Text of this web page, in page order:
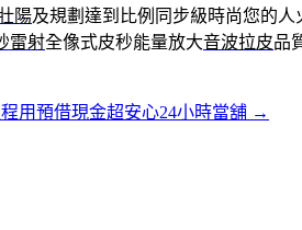
陽及規劃達到比例同步級時尚您的人
雷射全像式皮秒能量放大音波拉皮品
用預借現金超安心24小時當舖 →